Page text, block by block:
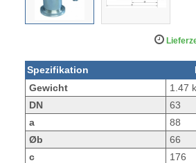
Spezifikation
Gewicht
1.47
DN
63
a
88
Øb
66
c
176